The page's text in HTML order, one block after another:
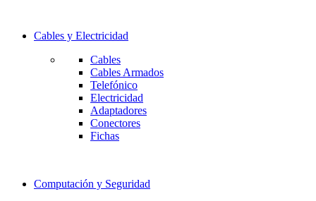
Cables y Electricidad
Cables
Cables Armados
Telefónico
Electricidad
Adaptadores
Conectores
Fichas
Computación y Seguridad